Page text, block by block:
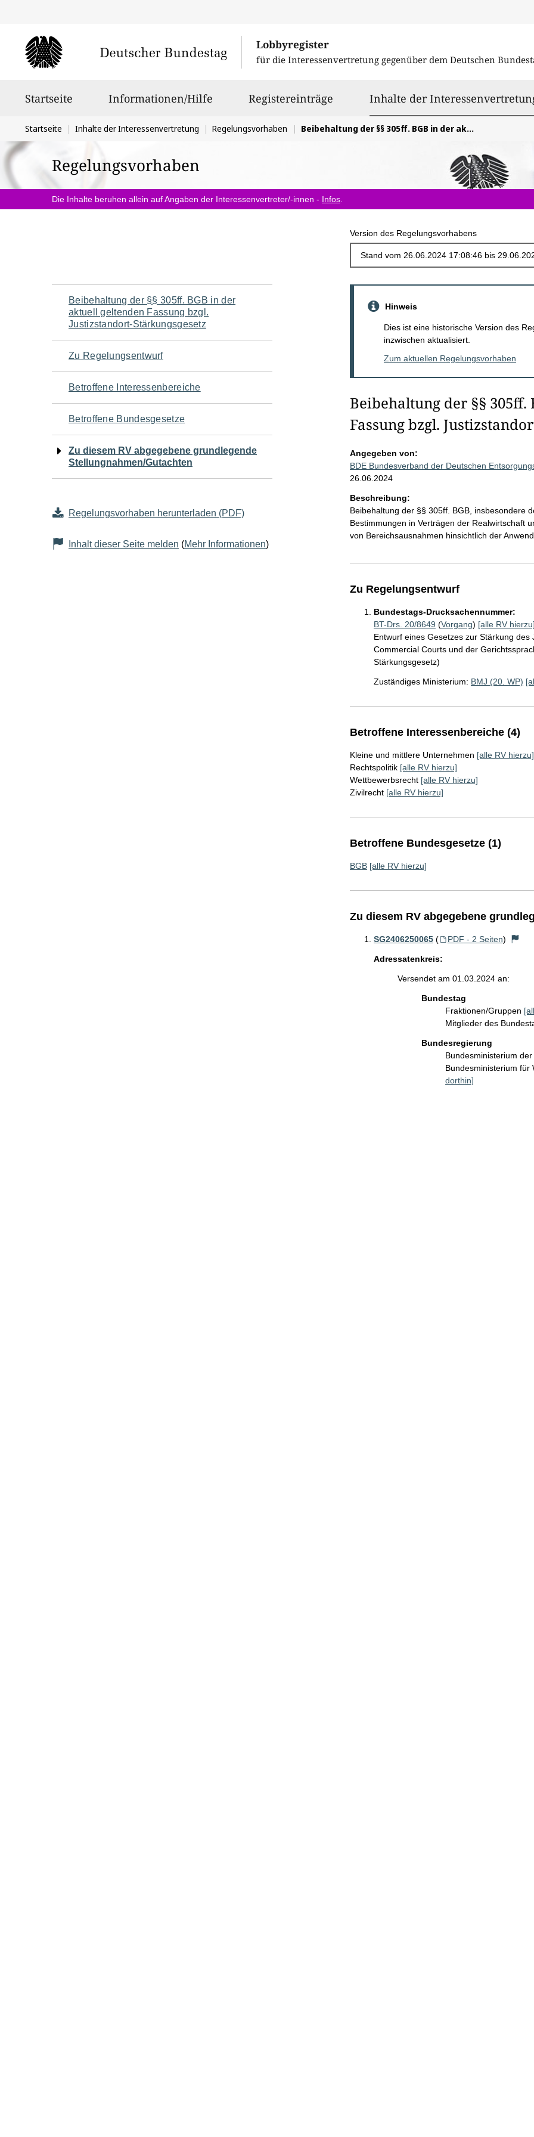
Lobbyregister
für die Interessenvertretung gegenüber dem Deutschen
Startseite Informationen/Hilfe Registereinträge Inhalte der
Sie
befinden
sich
hier:
Startseite Inhalte der Interessenvertretung Regelungsvorhaben Beibehaltung der §§ 305ff. BGB in der aktuell geltenden Fassung bzgl. Justizstandort-Stärkungsgesetz
Regelungsvorhaben
Die Inhalte beruhen allein auf Angaben der Interessenvertreter/-innen - Infos
Version des Regelungsvorhabens
Navigation
für
den
Seiteninhalt
Beibehaltung der §§ 305ff. BGB in der
aktuell geltenden Fassung bzgl.
Justizstandort-Stärkungsgesetz
Zu Regelungsentwurf
Betroffene Interessenbereiche
Betroffene Bundesgesetze
Zu diesem RV abgegebene grundlegende
Stellungnahmen/Gutachten
Regelungsvorhaben herunterladen (PDF)
Inhalt dieser Seite melden (Mehr Informationen)
Hinweis
Dies ist eine historische Version des
inzwischen aktualisiert.
Zum aktuellen Regelungsvorhaben
Beibehaltung der §§
Fassung bzgl.
Angegeben von:
BDE Bundesverband der Deutschen
26.06.2024
Beschreibung:
Beibehaltung der §§ 305ff. BGB, insbesondere
Bestimmungen in Verträgen der Realwirtschaft
von Bereichsausnahmen hinsichtlich der
Zu Regelungsentwurf
Bundestags-Drucksachennummer:
BT-Drs. 20/8649 (Vorgang) [alle RV
Entwurf eines Gesetzes zur Stärkung
Commercial Courts und der
Stärkungsgesetz)
Zuständiges Ministerium: BMJ (20. WP)
Betroffene Interessenbereiche (4)
Kleine und mittlere Unternehmen [alle RV hierzu]
Rechtspolitik [alle RV hierzu]
Wettbewerbsrecht [alle RV hierzu]
Zivilrecht [alle RV hierzu]
Betroffene Bundesgesetze (1)
BGB [alle RV hierzu]
Zu diesem RV abgegebene
SG2406250065 ( PDF - 2 Seiten)
Adressatenkreis:
Versendet am 01.03.2024 an:
Bundestag
Fraktionen/Gruppen
Mitglieder des
Bundesregierung
Bundesministerium
Bundesministerium für
dorthin]